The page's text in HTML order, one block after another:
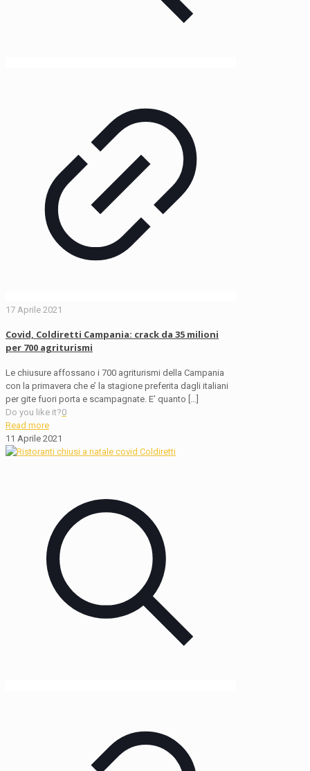
17 Aprile 2021
Covid, Coldiretti Campania: crack da 35 milioni
per 700 agriturismi
Le chiusure affossano i 700 agriturismi della Campania
con la primavera che e’ la stagione preferita dagli italiani
per gite fuori porta e scampagnate. E’ quanto […]
Do you like it?0
Read more
11 Aprile 2021